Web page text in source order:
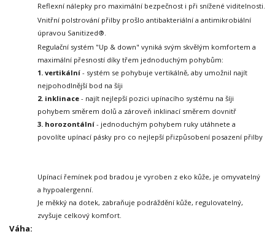
Reflexní nálepky pro maximální bezpečnost i při snížené viditelnosti.
Vnitřní polstrování přilby prošlo antibakteriální a antimikrobiální
úpravou Sanitized®.
Regulační systém "Up & down" vyniká svým skvělým komfortem a
maximální přesností díky třem jednoduchým pohybům:
1. vertikální - systém se pohybuje vertikálně, aby umožnil najít
nejpohodlnější bod na šíji
2. inklinace - najít nejlepší pozici upínacího systému na šíji
pohybem směrem dolů a zároveň inklinací směrem dovnitř
3. horozontální - jednoduchým pohybem ruky utáhnete a
povolíte upínací pásky pro co nejlepší přizpůsobení posazení přilby
Upínací řemínek pod bradou je vyroben z eko kůže, je omyvatelný
a hypoalergenní.
Je měkký na dotek, zabraňuje podráždění kůže, regulovatelný,
zvyšuje celkový komfort.
Váha: